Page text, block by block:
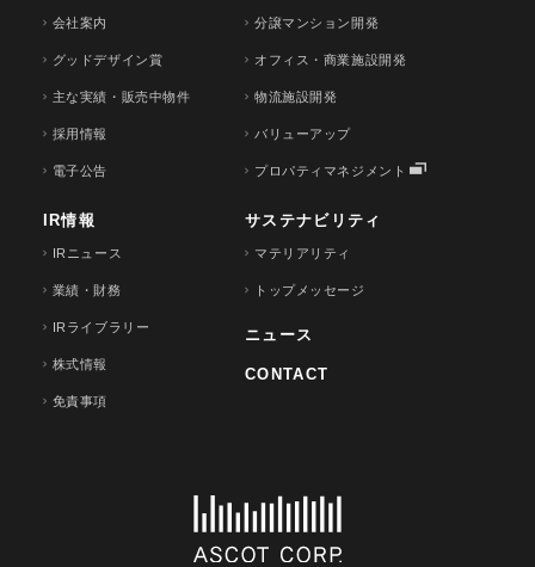
会社案内
グッドデザイン賞
主な実績・販売中物件
採用情報
電子公告
分譲マンション開発
オフィス・商業施設開発
物流施設開発
バリューアップ
プロパティマネジメント
IR情報
IRニュース
業績・財務
IRライブラリー
株式情報
免責事項
サステナビリティ
マテリアリティ
トップメッセージ
ニュース
CONTACT